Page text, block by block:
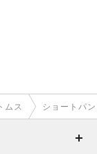
ムス ショートパ